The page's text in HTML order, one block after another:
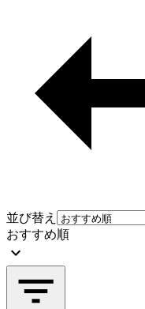
並び替え
おすすめ順